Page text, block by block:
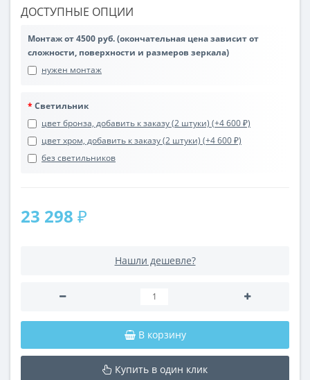
ДОСТУПНЫЕ ОПЦИИ
Монтаж от 4500 руб. (окончательная цена зависит от
сложности, поверхности и размеров зеркала)
нужен монтаж
Светильник
цвет бронза, добавить к заказу (2 штуки) (+4 600 ₽)
цвет хром, добавить к заказу (2 штуки) (+4 600 ₽)
без светильников
23 298 ₽
Нашли дешевле?
В корзину
Купить в один клик